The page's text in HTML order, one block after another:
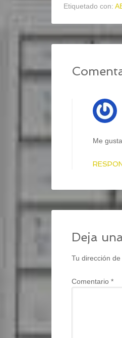
Etiquetado con:
Me
Deja
Tu dirección
Comentario *